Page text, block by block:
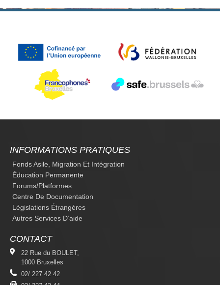
INFORMATIONS PRATIQUES
Fonds Asile, Migration Et Intégration
Éducation Permanente
Forums/platformes
Centre De Documentation
Législations Étrangères
Autres Services D’aide
CONTACT
22 Rue du BOULET,
1000 Bruxelles
02/ 227 42 42